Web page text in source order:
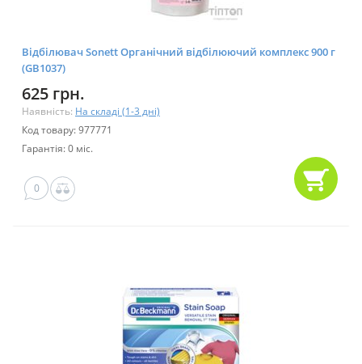
Відбілювач Sonett Органічний відбілюючий комплекс 900 г
(GB1037)
625 грн.
Наявність: На складі (1-3 дні)
Код товару: 977771
Гарантія: 0 міс.
0